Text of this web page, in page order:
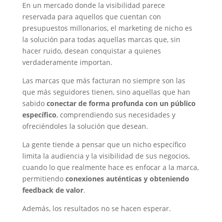
En un mercado donde la visibilidad parece
reservada para aquellos que cuentan con
presupuestos millonarios, el marketing de nicho es
la solución para todas aquellas marcas que, sin
hacer ruido, desean conquistar a quienes
verdaderamente importan.
Las marcas que más facturan no siempre son las
que más seguidores tienen, sino aquellas que han
sabido conectar de forma profunda con un público
específico, comprendiendo sus necesidades y
ofreciéndoles la solución que desean.
La gente tiende a pensar que un nicho específico
limita la audiencia y la visibilidad de sus negocios,
cuando lo que realmente hace es enfocar a la marca,
permitiendo conexiones auténticas y obteniendo
feedback de valor.
Además, los resultados no se hacen esperar.